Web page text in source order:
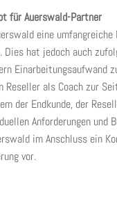
für Auerswald-Partner
eine
Dies hat jedoch auch
Einarbeitungsaufwand
Reseller als Coach zur
der Endkunde, der
Anforderungen und
im Anschluss ein
vor.